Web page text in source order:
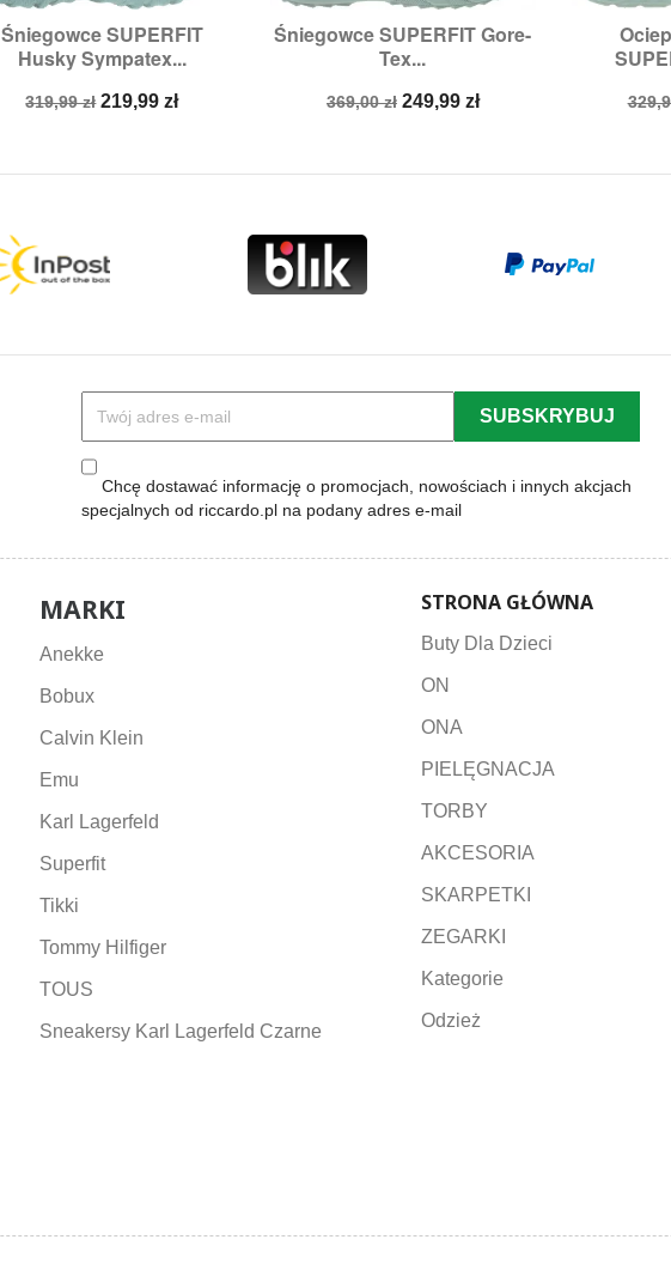
Śniegowce SUPERFIT
Husky Sympatex...
Cena
319,99 zł Cena
219,99 zł
Szybki podgląd
Rozmiary:27
Śniegowce SUPERFIT Gore-
Tex...
Cena
369,00 zł Cena
249,99 zł
Szybki podgląd
Rozmiary:

Chcę dostawać informację o promocjach, nowościach i innych akcjach
specjalnych od riccardo.pl na podany adres e-mail
MARKI
Anekke
Bobux
Calvin Klein
Emu
Karl Lagerfeld
Superfit
Tikki
Tommy Hilfiger
TOUS
Sneakersy Karl Lagerfeld Czarne
STRONA GŁÓWNA
Buty Dla Dzieci
ON
ONA
PIELĘGNACJA
TORBY
AKCESORIA
SKARPETKI
ZEGARKI
Kategorie
Odzież